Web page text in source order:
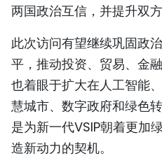
两国政治互信，并提升双
此次访问有望继续巩固政
平，推动投资、贸易、金
也着眼于扩大在人工智能
慧城市、数字政府和绿色
是为新一代VSIP朝着更加
造新动力的契机。